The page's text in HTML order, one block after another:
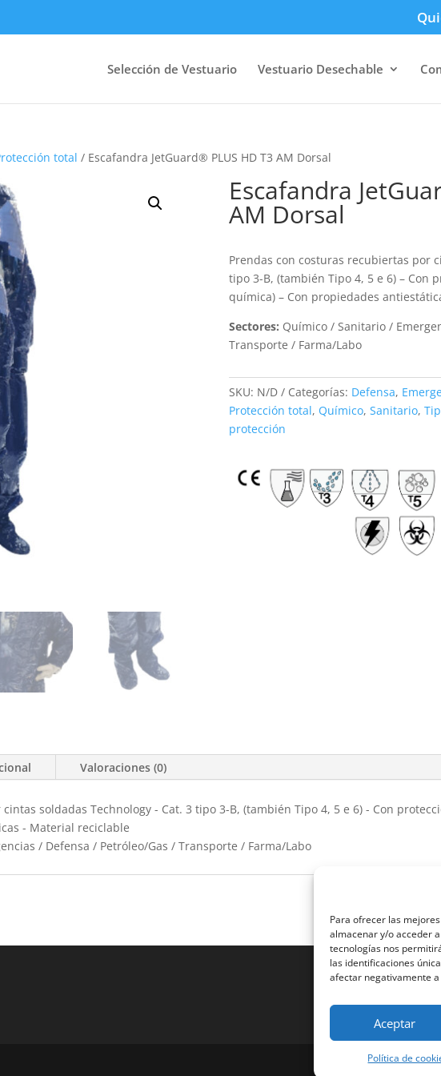
Para ofrecer las
almacenar y/o acceder
tecnologías nos
las identificaciones
afectar negativamente
Aceptar
Política de
Selección de Vestuario Vestuario Desechable
total / Escafandra JetGuard® PLUS HD T3 AM Dorsal
Escafandra
AM Dorsal
Prendas con costuras recubiertas por
tipo 3-B, (también Tipo 4, 5 e 6) – Con
química) – Con propiedades
Sectores: Químico / Sanitario /
Transporte / Farma/Labo
SKU: N/D Categorías: Defensa,
Protección total, Químico, Sanitario,
protección
Valoraciones (0)
soldadas Technology - Cat. 3 tipo 3-B, (también Tipo 4, 5 e 6) - Con
- Material reciclable
/ Defensa / Petróleo/Gas / Transporte / Farma/Labo